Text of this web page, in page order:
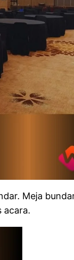
Meja
acara.